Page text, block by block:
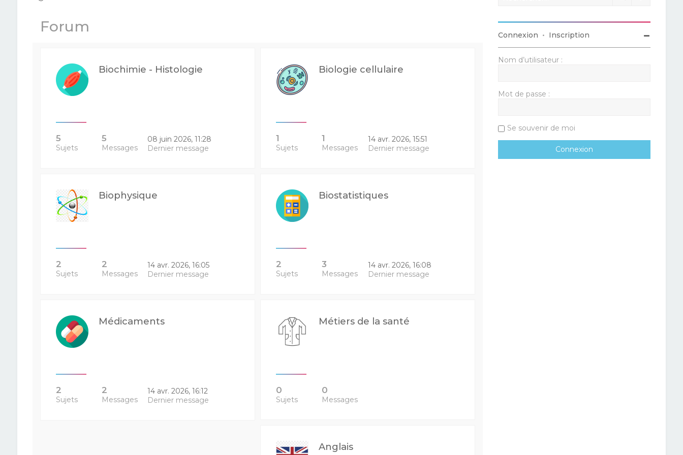
Forum
Biochimie - Histologie
5
Sujets
5
Messages
08 juin 2026, 11:28
Dernier message
Biologie cellulaire
1
Sujets
1
Messages
14 avr. 2026, 15:51
Dernier message
Biophysique
2
Sujets
2
Messages
14 avr. 2026, 16:05
Dernier message
Biostatistiques
2
Sujets
3
Messages
14 avr. 2026, 16:08
Dernier message
Médicaments
2
Sujets
2
Messages
14 avr. 2026, 16:12
Dernier message
Métiers de la santé
0
Sujets
0
Messages
Anglais
Connexion • Inscription
Nom d’utilisateur :
Mot de passe :
Se souvenir de moi